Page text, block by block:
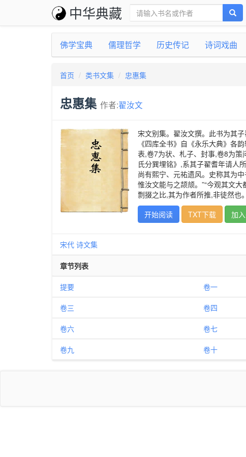
中华典藏
佛学宝典 儒理哲学 历史传记 诗词戏曲
首页 类书文集 忠惠集
忠惠集 作者:翟汝文
宋文别集。翟汝文撰。此书为其
《四库全书》自《永乐大典》各
表,卷7为状、札子、封事,卷8为
氏分巽埋铭》,系其子翟耆年请人
尚有熙宁、元祐遗风。史称其为
惟汝文能与之颉颃。”“今观其文
剽掇之比,其为作者所推,非徒然也
开始阅读
TXT下载 加
宋代 诗文集
章节列表
提要 卷一
卷三 卷四
卷六 卷七
卷九 卷十